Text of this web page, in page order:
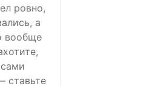
ровно,
а
вообще
ставьте